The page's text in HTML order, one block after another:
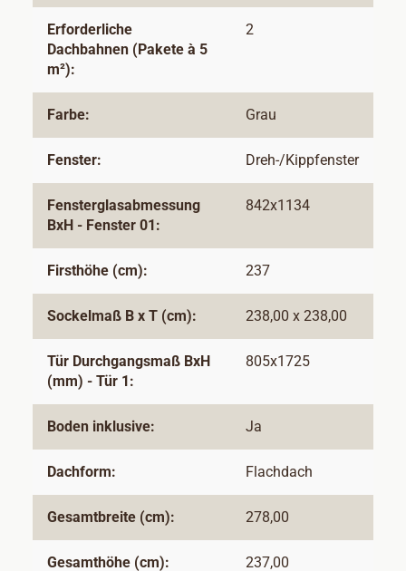
Erforderliche
Dachbahnen (Pakete à 5
m²):
2
Farbe: Grau
Fenster: Dreh-/Kippfenster
Fensterglasabmessung
BxH - Fenster 01:
842x1134
Firsthöhe (cm): 237
Sockelmaß B x T (cm): 238,00 x 238,00
Tür Durchgangsmaß BxH
(mm) - Tür 1:
805x1725
Boden inklusive: Ja
Dachform: Flachdach
Gesamtbreite (cm): 278,00
Gesamthöhe (cm): 237,00